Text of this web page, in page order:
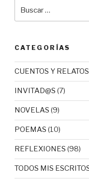
por:
CATEGORÍAS
CUENTOS Y RELATOS
INVITAD@S (7)
NOVELAS (9)
POEMAS (10)
REFLEXIONES (98)
TODOS MIS